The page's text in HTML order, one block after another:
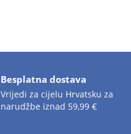
Besplatna dostava
Vrijedi za cijelu Hrvatsku za
narudžbe iznad 59,99 €